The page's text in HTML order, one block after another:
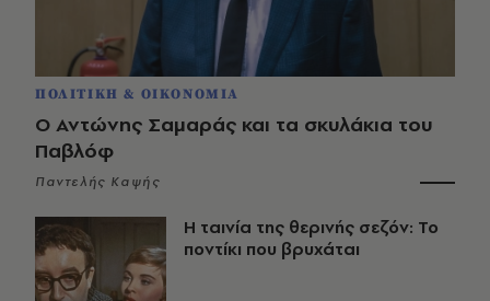
ΠΟΛΙΤΙΚΗ & ΟΙΚΟΝΟΜΙΑ
Ο Αντώνης Σαμαράς και τα σκυλάκια του
Παβλόφ
Παντελής Καψής
Η ταινία της θερινής σεζόν: Το
ποντίκι που βρυχάται